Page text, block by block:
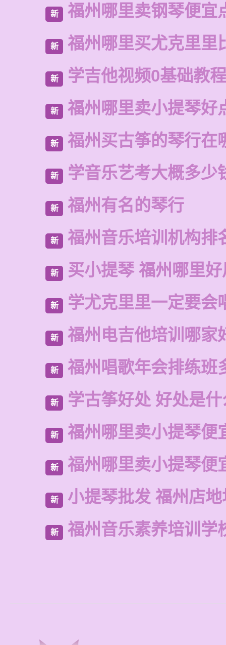
新 福州哪里卖钢琴便宜
新 福州哪里买尤克里里
新 学吉他视频0基础教
新 福州哪里卖小提琴好
新 福州买古筝的琴行在
新 学音乐艺考大概多少
新 福州有名的琴行
新 福州音乐培训机构排
新 买小提琴 福州哪里好
新 学尤克里里一定要会
新 福州电吉他培训哪家
新 福州唱歌年会排练班
新 学古筝好处 好处是什
新 福州哪里卖小提琴便
新 福州哪里卖小提琴便
新 小提琴批发 福州店
新 福州音乐素养培训学